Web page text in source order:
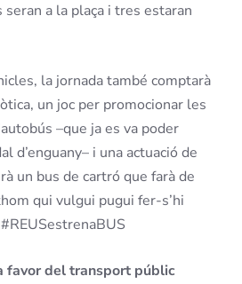
a la plaça i tres estaran
la jornada també comptarà
un joc per promocionar les
–que ja es va poder
d’enguany– i una actuació de
un bus de cartró que farà de
qui vulgui pugui fer-s’hi
favor del transport públic